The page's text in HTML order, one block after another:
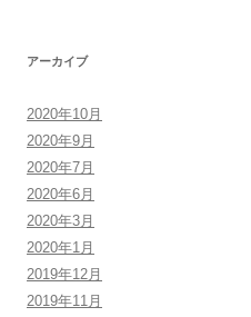
アーカイブ
2020年10月
2020年9月
2020年7月
2020年6月
2020年3月
2020年1月
2019年12月
2019年11月